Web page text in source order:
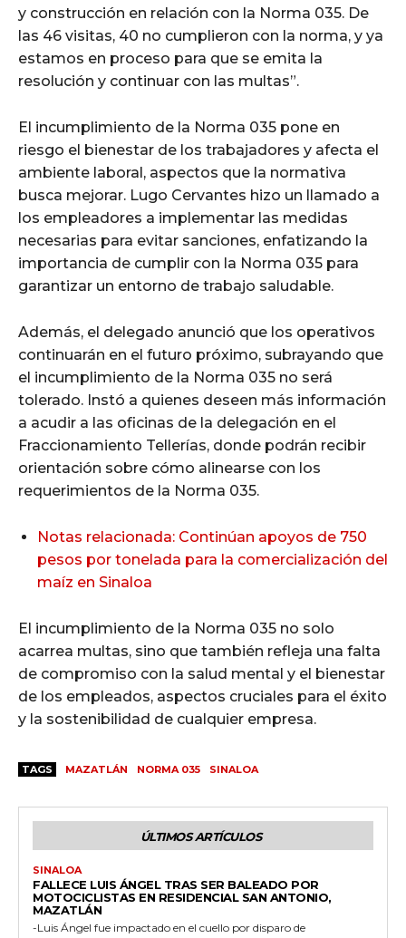
y construcción en relación con la Norma 035. De
las 46 visitas, 40 no cumplieron con la norma, y ya
estamos en proceso para que se emita la
resolución y continuar con las multas”.
El incumplimiento de la Norma 035 pone en
riesgo el bienestar de los trabajadores y afecta el
ambiente laboral, aspectos que la normativa
busca mejorar. Lugo Cervantes hizo un llamado a
los empleadores a implementar las medidas
necesarias para evitar sanciones, enfatizando la
importancia de cumplir con la Norma 035 para
garantizar un entorno de trabajo saludable.
Además, el delegado anunció que los operativos
continuarán en el futuro próximo, subrayando que
el incumplimiento de la Norma 035 no será
tolerado. Instó a quienes deseen más información
a acudir a las oficinas de la delegación en el
Fraccionamiento Tellerías, donde podrán recibir
orientación sobre cómo alinearse con los
requerimientos de la Norma 035.
Notas relacionada: Continúan apoyos de 750
pesos por tonelada para la comercialización del
maíz en Sinaloa
El incumplimiento de la Norma 035 no solo
acarrea multas, sino que también refleja una falta
de compromiso con la salud mental y el bienestar
de los empleados, aspectos cruciales para el éxito
y la sostenibilidad de cualquier empresa.
TAGS MAZATLÁN NORMA 035 SINALOA
ÚLTIMOS ARTÍCULOS
SINALOA
FALLECE LUIS ÁNGEL TRAS SER BALEADO POR
MOTOCICLISTAS EN RESIDENCIAL SAN ANTONIO,
MAZATLÁN
-Luis Ángel fue impactado en el cuello por disparo de